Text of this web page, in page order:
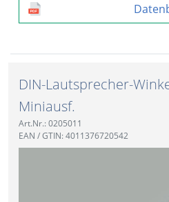
DIN-Lautsprecher-
Miniausf.
Art.Nr.: 0205011
EAN / GTIN: 4011376720542